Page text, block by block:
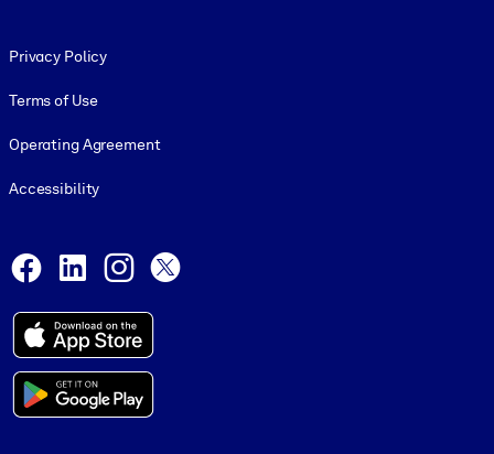
Privacy Policy
Terms of Use
Operating Agreement
Accessibility
Facebook
LinkedInInstagram